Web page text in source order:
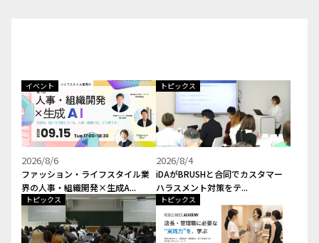
イベント
2026/8/6
ファッション・ライフスタイル業
界の人事・組織開発×生成A...
トピックス
2026/8/4
iDAがBRUSHと合同でカスタマー
ハラスメント対策をテ...
トピックス トピックス